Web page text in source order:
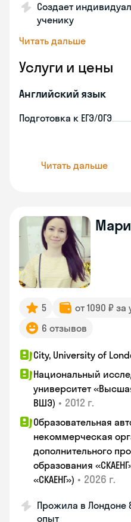
Создает
ученику
Читать дальше
Услуги и цены
Английский язык
Подготовка к ЕГЭ/ОГЭ
Читать дальше
5 от 1090 ₽ за
6 отзывов
City, University of
Национальный
университет
ВШЭ) • 2012 г.
Образовательная
некоммерческая
дополнительного
образования
«СКАЕНГ») • 2026 г.
Прожила в Лондоне
опыт